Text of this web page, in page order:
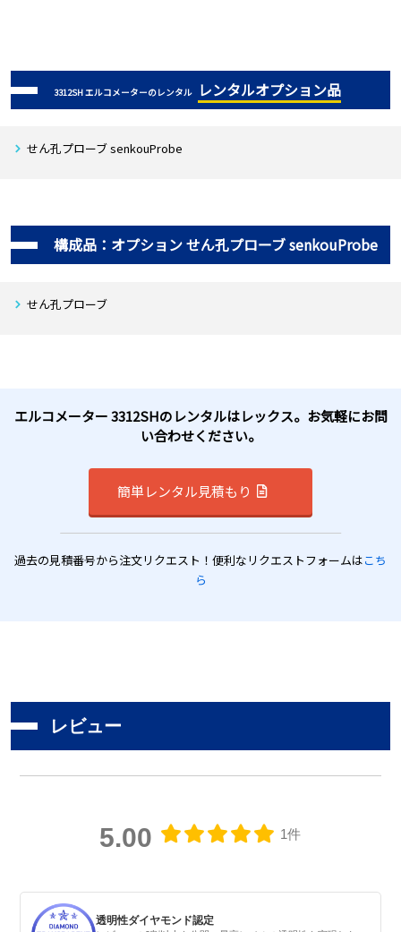
通信ソフト(データ転送ソフトEDTS＋)
ドライバーCD(USBシリアルケーブル)
収納ケース
※対応最新OS:WindowsXP
3312SH エルコメーターのレンタル レンタルオプション品
せん孔プローブ senkouProbe
構成品：オプション せん孔プローブ senkouProbe
せん孔プローブ
エルコメーター 3312SHのレンタルはレックス。お気軽にお問
い合わせください。
簡単レンタル見積もり
過去の見積番号から注文リクエスト！便利なリクエストフォームはこち
ら
レビュー
5.00 1件
透明性ダイヤモンド認定